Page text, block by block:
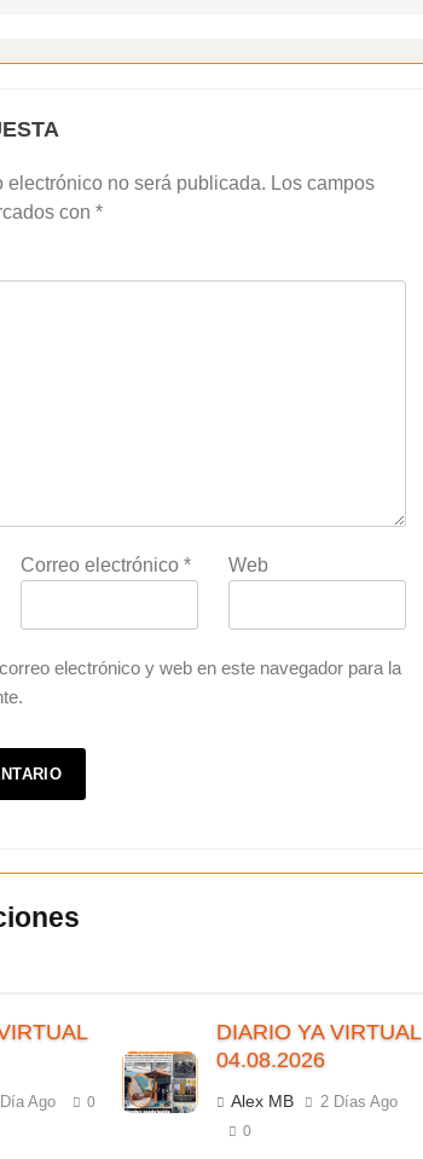
electrónico no será publicada. Los campos
con *
Correo electrónico * Web
electrónico y web en este navegador para la
Ago 0
DIARIO YA VIRTUAL
04.08.2026
Alex MB 2 Días Ago
0